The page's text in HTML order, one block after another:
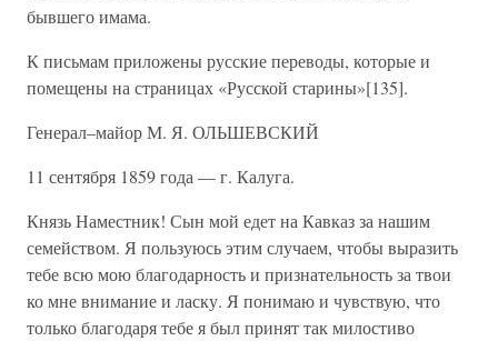
бывшего имама.
К письмам приложены русские переводы, которые и
помещены на страницах «Русской старины»[135].
Генерал–майор М. Я. ОЛЬШЕВСКИЙ
11 сентября 1859 года — г. Калуга.
Князь Наместник! Сын мой едет на Кавказ за нашим
семейством. Я пользуюсь этим случаем, чтобы выразить
тебе всю мою благодарность и признательность за твои
ко мне внимание и ласку. Я понимаю и чувствую, что
только благодаря тебе я был принят так милостиво